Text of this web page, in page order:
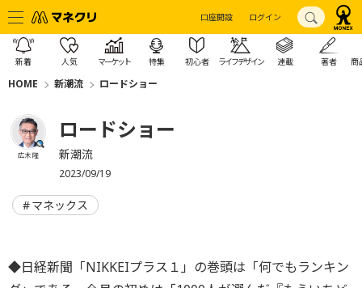
口座開設 ログイン
新着 人気 マーケット 特集 初心者 ライフデザイン 連載 著者 商
HOME 新潮流 ロードショー
広木 隆
ロードショー
新潮流
2023/09/19
マネックス
◆日経新聞「NIKKEIプラス１」の巻頭は「何でもランキン